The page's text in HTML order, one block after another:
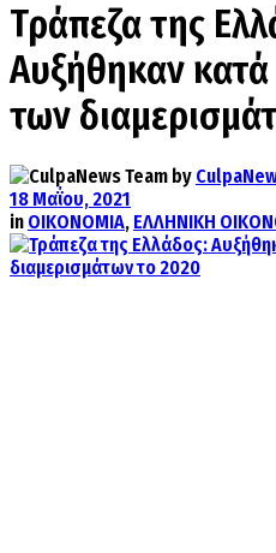
Τράπεζα της
Αυξήθηκαν κατά
των
by
18 Μαΐου, 2021
in ΟΙΚΟΝΟΜΙΑ, ΕΛΛΗΝΙΚΗ